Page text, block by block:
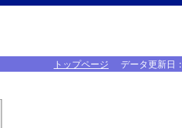
トップページ データ更新日：